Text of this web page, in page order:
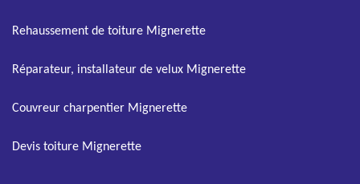
Rehaussement de toiture Mignerette
Réparateur, installateur de velux Mignerette
Couvreur charpentier Mignerette
Devis toiture Mignerette